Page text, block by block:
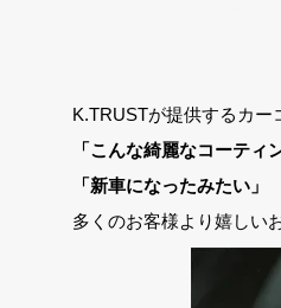
K.TRUSTが提供する​カ
「こんな綺麗なコーティ
「新車になったみたい」
多くのお客様より嬉しい